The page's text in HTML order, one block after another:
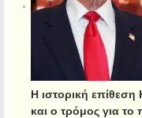
Η ιστορική
και ο τρόμος για το